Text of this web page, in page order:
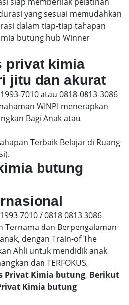
yang sesuai memudahkan
dalam tiap-tiap tahapan
butung hub Winner
privat kimia
jitu dan akurat
7010 atau 0818-0813-3086
WINPI menerapkan
Bagi Anak atau
Terbaik Belajar di Ruang
butung
7010 / 0818 0813 3086
Ternama dan Berpengalaman
dengan Train-of The
Ahli untuk mendidik anak
dan TERFOKUS.
Privat Kimia butung, Berikut
Kimia butung